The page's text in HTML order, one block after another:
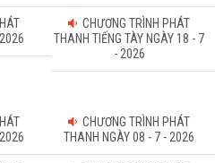
CHƯƠNG TRÌNH PHÁT
THANH TIẾNG TÀY NGÀY 18 - 7
- 2026
CHƯƠNG TRÌNH PHÁT
THANH NGÀY 08 - 7 - 2026